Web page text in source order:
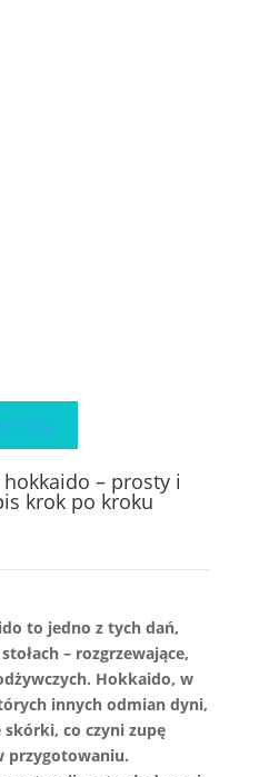
zupy
– prosty i
krok po kroku
to jedno z tych dań,
– rozgrzewające,
Hokkaido, w
innych odmian dyni,
co czyni zupę
przygotowaniu.